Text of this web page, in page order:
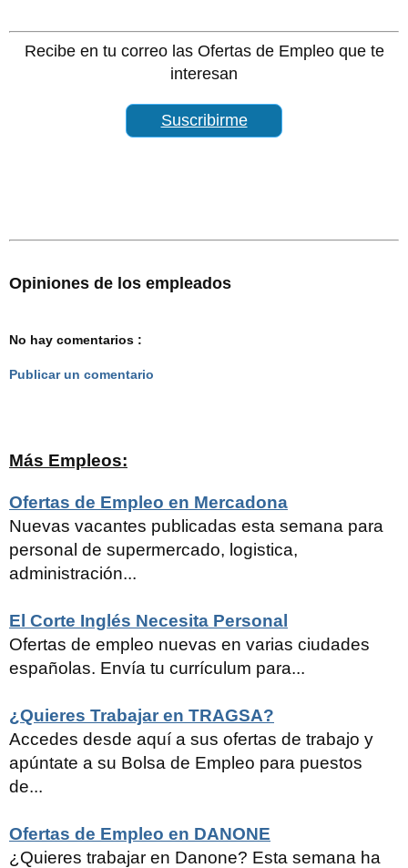
Recibe en tu correo las Ofertas de Empleo que te
interesan
Suscribirme
Opiniones de los empleados
No hay comentarios :
Publicar un comentario
Más Empleos:
Ofertas de Empleo en Mercadona
Nuevas vacantes publicadas esta semana para
personal de supermercado, logistica,
administración...
El Corte Inglés Necesita Personal
Ofertas de empleo nuevas en varias ciudades
españolas. Envía tu currículum para...
¿Quieres Trabajar en TRAGSA?
Accedes desde aquí a sus ofertas de trabajo y
apúntate a su Bolsa de Empleo para puestos
de...
Ofertas de Empleo en DANONE
¿Quieres trabajar en Danone? Esta semana ha